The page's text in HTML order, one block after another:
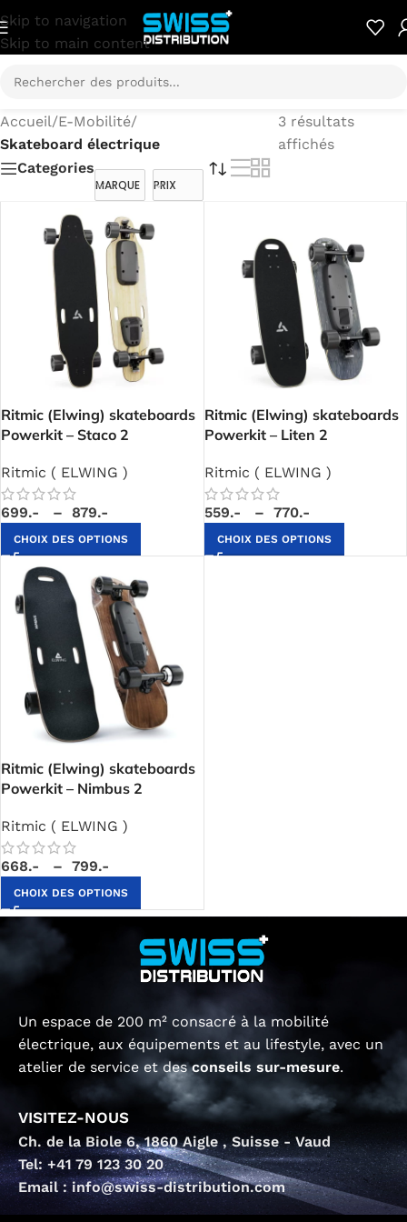
Skip to navigation
Skip to main content
Accueil/E-Mobilité/
Skateboard électrique
3 résultats
affichés
Categories
MARQUE PRIX
Ritmic (Elwing) skateboards
Powerkit – Staco 2
Ritmic ( ELWING )
699.- – 879.-
CHOIX DES OPTIONS
Ritmic (Elwing) skateboards
Powerkit – Liten 2
Ritmic ( ELWING )
559.- – 770.-
CHOIX DES OPTIONS
Ritmic (Elwing) skateboards
Powerkit – Nimbus 2
Ritmic ( ELWING )
668.- – 799.-
CHOIX DES OPTIONS
Un espace de 200 m² consacré à la mobilité
électrique, aux équipements et au lifestyle, avec un
atelier de service et desconseils sur-mesure.
VISITEZ-NOUS
Ch. de la Biole 6, 1860 Aigle , Suisse - Vaud
Tel: +41 79 123 30 20
Email : info@swiss-distribution.com